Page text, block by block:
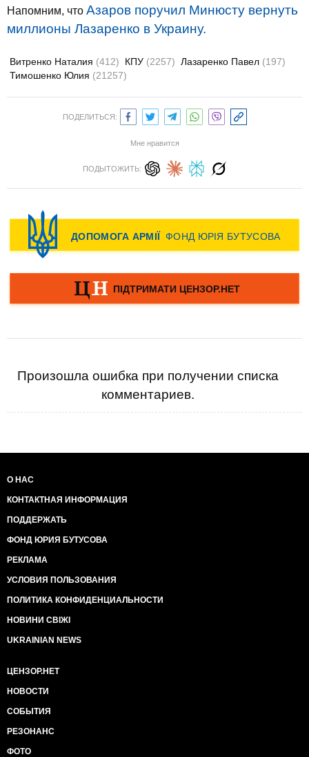
Напомним, что Азаров поручил Минюсту вернуть
миллионы Лазаренко в Украину.
Витренко Наталия (412) КПУ (2257) Лазаренко Павел (197)
Тимошенко Юлия (21257)
ПОДЕЛИТЬСЯ:
Мне нравится
ПОДЫТОЖИТЬ:
Произошла ошибка при получении списка
комментариев.
О НАС
КОНТАКТНАЯ ИНФОРМАЦИЯ
ПОДДЕРЖАТЬ
ФОНД ЮРИЯ БУТУСОВА
РЕКЛАМА
УСЛОВИЯ ПОЛЬЗОВАНИЯ
ПОЛИТИКА КОНФИДЕНЦИАЛЬНОСТИ
НОВИНИ СВІЖІ
UKRAINIAN NEWS
ЦЕНЗОР.НЕТ
НОВОСТИ
СОБЫТИЯ
РЕЗОНАНС
ФОТО